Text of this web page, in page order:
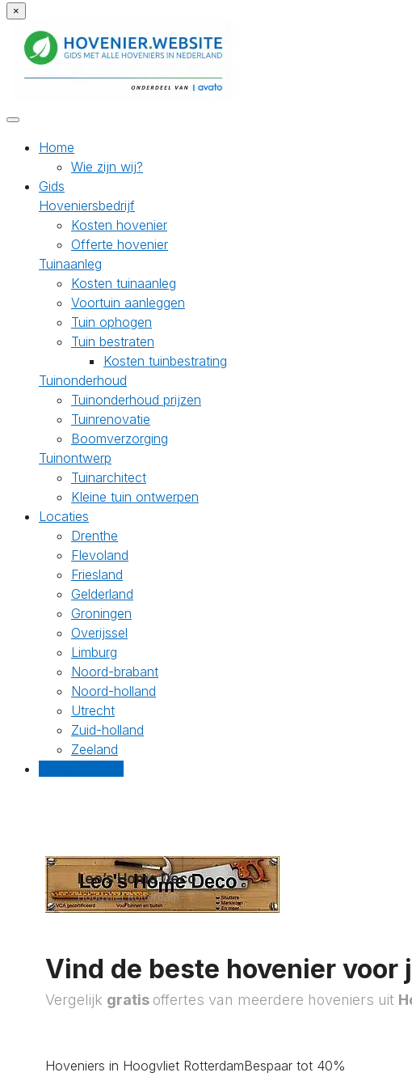
×
Home
Wie zijn wij?
Gids
Hoveniersbedrijf
Kosten hovenier
Offerte hovenier
Tuinaanleg
Kosten tuinaanleg
Voortuin aanleggen
Tuin ophogen
Tuin bestraten
Kosten tuinbestrating
Tuinonderhoud
Tuinonderhoud prijzen
Tuinrenovatie
Boomverzorging
Tuinontwerp
Tuinarchitect
Kleine tuin ontwerpen
Locaties
Drenthe
Flevoland
Friesland
Gelderland
Groningen
Overijssel
Limburg
Noord-brabant
Noord-holland
Utrecht
Zuid-holland
Zeeland
Leo’s Home Deco
Hoogvliet Rotterdam
Vind de beste hovenier voor
Vergelijk gratis offertes van meerdere hoveniers uit
Hoveniers in Hoogvliet RotterdamBespaar tot 40%